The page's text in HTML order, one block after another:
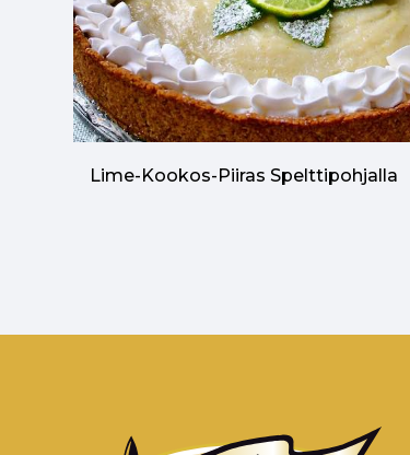
Lime-Kookos-Piiras Spelttipohjalla